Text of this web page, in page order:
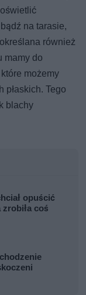
na tarasie,
również
mamy do
możemy
płaskich. Tego
blachy
opuścić
zrobiła coś